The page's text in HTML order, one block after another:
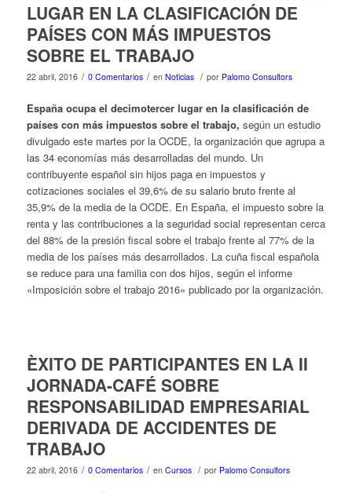
LUGAR EN LA CLASIFICACIÓN DE
PAÍSES CON MÁS IMPUESTOS
SOBRE EL TRABAJO
22 abril, 2016 / 0 Comentarios / en Noticias / por Palomo Consultors
España ocupa el decimotercer lugar en la clasificación de
países con más impuestos sobre el trabajo, según un estudio
divulgado este martes por la OCDE, la organización que agrupa a
las 34 economías más desarrolladas del mundo. Un
contribuyente español sin hijos paga en impuestos y
cotizaciones sociales el 39,6% de su salario bruto frente al
35,9% de la media de la OCDE. En España, el impuesto sobre la
renta y las contribuciones a la seguridad social representan cerca
del 88% de la presión fiscal sobre el trabajo frente al 77% de la
media de los países más desarrollados. La cuña fiscal española
se reduce para una familia con dos hijos, según el informe
«Imposición sobre el trabajo 2016» publicado por la organización.
ÈXITO DE PARTICIPANTES EN LA II
JORNADA-CAFÉ SOBRE
RESPONSABILIDAD EMPRESARIAL
DERIVADA DE ACCIDENTES DE
TRABAJO
22 abril, 2016 / 0 Comentarios / en Cursos / por Palomo Consultors